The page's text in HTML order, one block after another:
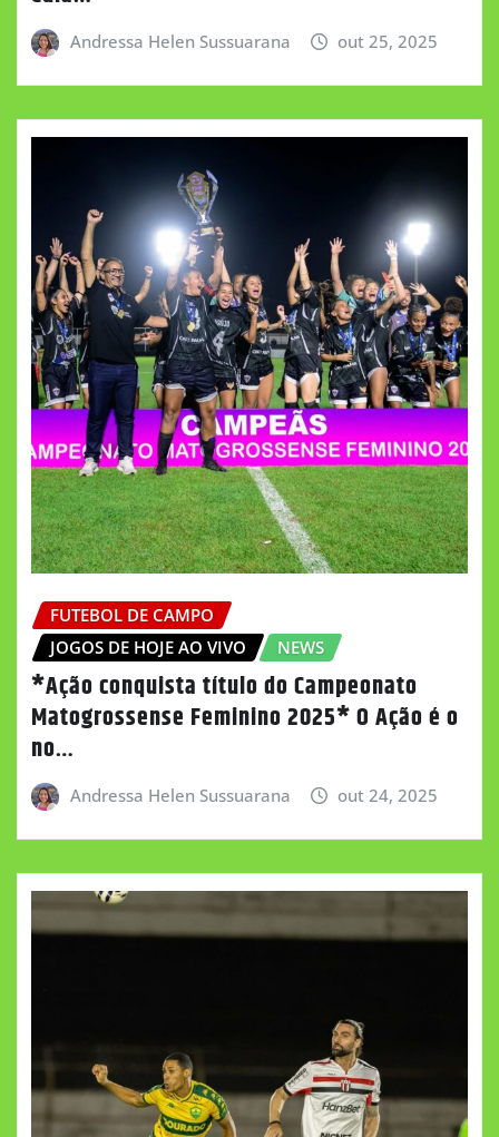
Andressa Helen Sussuarana out 25, 2025
FUTEBOL DE CAMPO
JOGOS DE HOJE AO VIVO
NEWS
*Ação conquista título do Campeonato
Matogrossense Feminino 2025* O Ação é o
no…
Andressa Helen Sussuarana out 24, 2025